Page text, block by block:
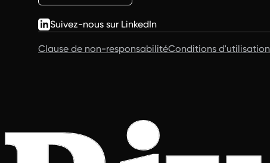
Suivez-nous sur LinkedIn
Clause de non-responsabilitéConditions d'utilisation